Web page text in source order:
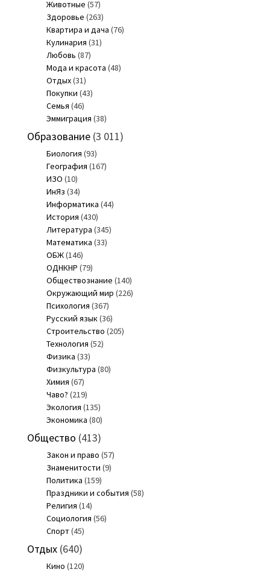
Животные (57)
Здоровье (263)
Квартира и дача (76)
Кулинария (31)
Любовь (87)
Мода и красота (48)
Отдых(31)
Покупки (43)
Семья (46)
Эммиграция (38)
Образование(3 011)
Биология (93)
География (167)
ИЗО (10)
ИнЯз (34)
Информатика (44)
История (430)
Литература (345)
Математика (33)
ОБЖ(146)
ОДНКНР (79)
Обществознание (140)
Окружающий мир (226)
Психология (367)
Русский язык (36)
Строительство (205)
Технология (52)
Физика (33)
Физкультура (80)
Химия (67)
Чаво? (219)
Экология (135)
Экономика (80)
Общество (413)
Закон и право (57)
Знаменитости (9)
Политика (159)
Праздники и события (58)
Религия (14)
Социология (56)
Спорт(45)
Отдых(640)
Кино (120)